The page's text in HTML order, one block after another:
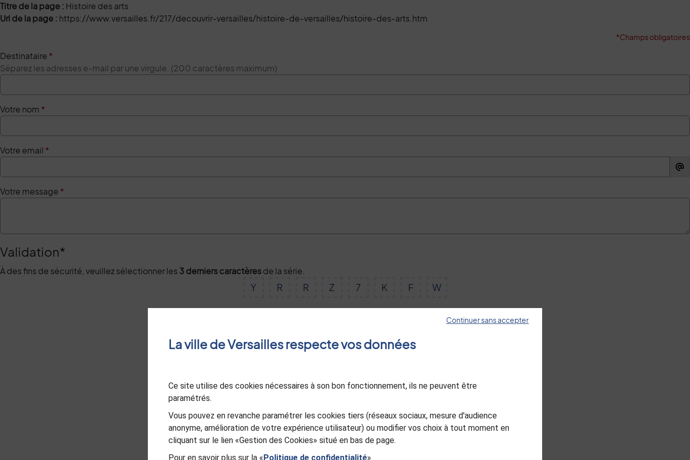
Titre de la page : Histoire des arts
Url de la page : https://www.versailles.fr/217/decouvrir-versailles/histoire-de-versailles/histoire-des-arts.htm
*Champs obligatoires
Destinataire *
Séparez les adresses e-mail par une virgule. (200 caractères maximum)
Votre nom *
Votre email *
Votre message *
Validation*
À des fins de sécurité, veuillez sélectionner les 3 derniers caractèresde la série.
Y R R Z 7 K F W
Continuer sans accepter
La ville de Versailles respecte vos données
Ce site utilise des cookies nécessaires à son bon fonctionnement, ils ne peuvent être
paramétrés.
Vous pouvez en revanche paramétrer les cookies tiers (réseaux sociaux, mesure d'audience
anonyme, amélioration de votre expérience utilisateur) ou modifier vos choix à tout moment en
cliquant sur le lien «Gestion des Cookies» situé en bas de page.
Pour en savoir plus sur la «Politique de confidentialité»